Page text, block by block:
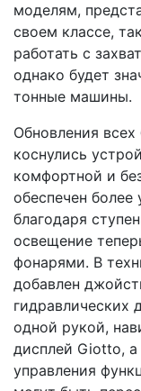
моделям,
своем классе,
работать с
однако будет
тонные машины.
Обновления
коснулись
комфортной и
обеспечен более
благодаря
освещение
фонарями. В
добавлен
гидравлических
одной рукой,
дисплей Giotto,
управления